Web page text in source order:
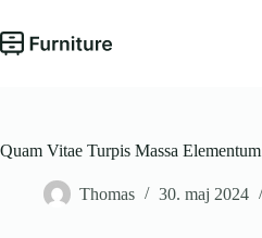
til
indhold
Quam Vitae Turpis Massa Elementum
Thomas 30. maj 2024